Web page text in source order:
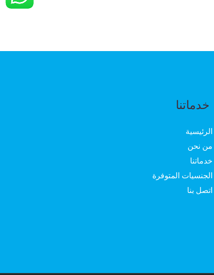
خدماتنا
الرئيسية
من نحن
خدماتنا
الجنسيات المتوفرة
اتصل بنا